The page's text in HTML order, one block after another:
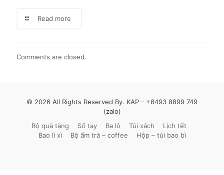
Read more
Comments are closed.
© 2026 All Rights Reserved By. KAP - +8493 8899 749
(zalo)
Bộ quà tặng
Sổ tay Ba lô Túi xách
Lịch tết
Bao lì xì
Bộ ấm trà – coffee Hộp – túi bao bì